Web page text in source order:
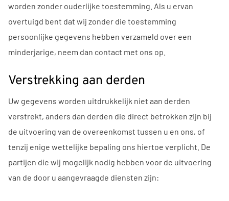
worden zonder ouderlijke toestemming. Als u ervan
overtuigd bent dat wij zonder die toestemming
persoonlijke gegevens hebben verzameld over een
minderjarige, neem dan contact met ons op.
Verstrekking aan derden
Uw gegevens worden uitdrukkelijk niet aan derden
verstrekt, anders dan derden die direct betrokken zijn bij
de uitvoering van de overeenkomst tussen u en ons, of
tenzij enige wettelijke bepaling ons hiertoe verplicht. De
partijen die wij mogelijk nodig hebben voor de uitvoering
van de door u aangevraagde diensten zijn: